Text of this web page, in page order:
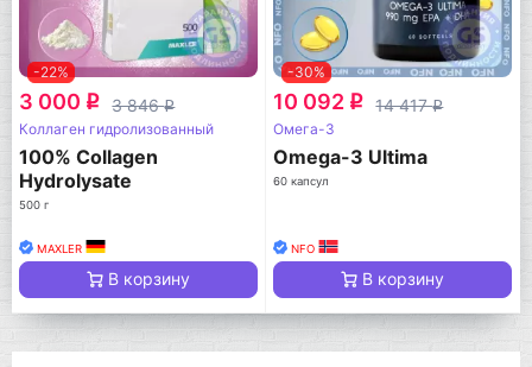
-22%
3 000 q 3 846q
Коллаген гидролизованный
100% Collagen
Hydrolysate
500 г
MAXLER
В корзину
-30%
10 092 q 14 417q
Омега-3
Omega-3 Ultima
60 капсул
NFO
В корзину